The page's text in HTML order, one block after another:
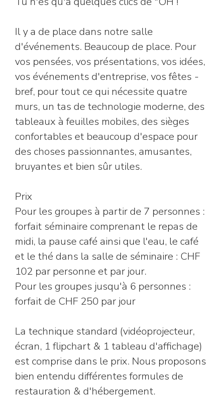
Il y a de place dans notre salle
d'événements. Beaucoup de place. Pour
vos pensées, vos présentations, vos idées,
vos événements d'entreprise, vos fêtes -
bref, pour tout ce qui nécessite quatre
murs, un tas de technologie moderne, des
tableaux à feuilles mobiles, des sièges
confortables et beaucoup d'espace pour
des choses passionnantes, amusantes,
bruyantes et bien sûr utiles.
Prix
Pour les groupes à partir de 7 personnes :
forfait séminaire comprenant le repas de
midi, la pause café ainsi que l'eau, le café
et le thé dans la salle de séminaire : CHF
102 par personne et par jour.
Pour les groupes jusqu'à 6 personnes :
forfait de CHF 250 par jour
La technique standard (vidéoprojecteur,
écran, 1 flipchart & 1 tableau d'affichage)
est comprise dans le prix. Nous proposons
bien entendu différentes formules de
restauration & d'hébergement.